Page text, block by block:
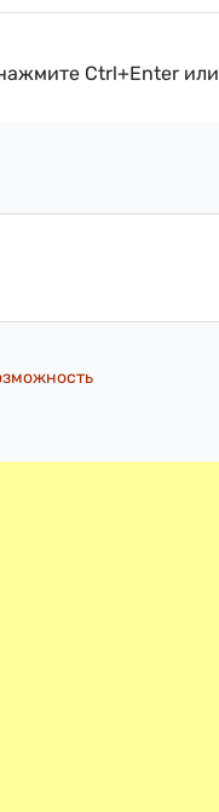
Ctrl+Enter или